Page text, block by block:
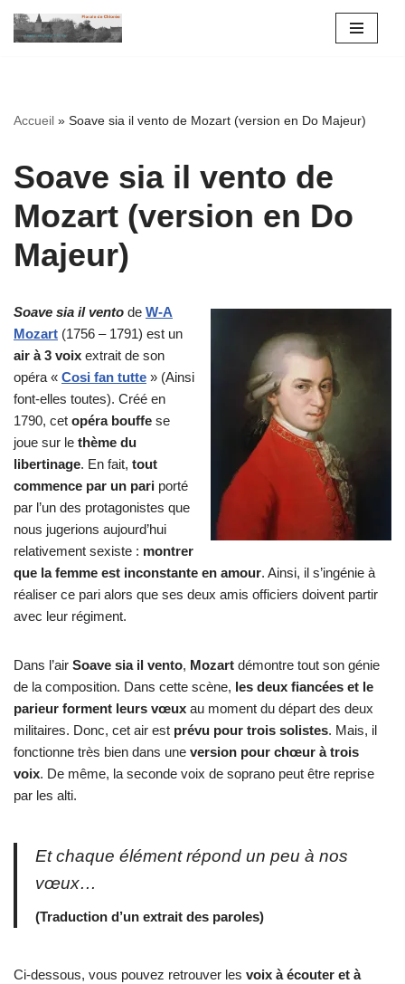
Accueil » Soave sia il vento de Mozart (version en Do Majeur)
Soave sia il vento de
Mozart (version en Do
Majeur)
Soave sia il vento de W-A
Mozart (1756 – 1791) est un
air à 3 voix extrait de son
opéra « Cosi fan tutte » (Ainsi
font-elles toutes). Créé en
1790, cet opéra bouffe se
joue sur le thème du
libertinage. En fait, tout
commence par un pari porté
par l’un des protagonistes que
nous jugerions aujourd’hui
relativement sexiste : montrer
que la femme est inconstante en amour. Ainsi, il s’ingénie à
réaliser ce pari alors que ses deux amis officiers doivent partir
avec leur régiment.
Dans l’air Soave sia il vento, Mozart démontre tout son génie
de la composition. Dans cette scène, les deux fiancées et le
parieur forment leurs vœux au moment du départ des deux
militaires. Donc, cet air est prévu pour trois solistes. Mais, il
fonctionne très bien dans une version pour chœur à trois
voix. De même, la seconde voix de soprano peut être reprise
par les alti.
Et chaque élément répond un peu à nos
vœux…
(Traduction d’un extrait des paroles)
Ci-dessous, vous pouvez retrouver les voix à écouter et à